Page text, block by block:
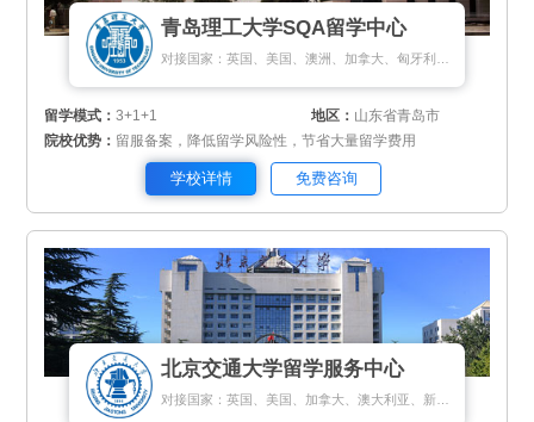
青岛理工大学SQA留学中心
留学模式：3+1+1 地区： 山东省青岛市
院校优势： 留服备案，降低留学风险性，节省大量留学费用
学校详情 免费咨询
北京交通大学留学服务中心